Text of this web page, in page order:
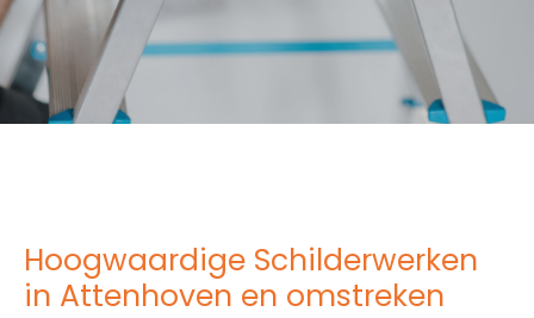
Hoogwaardige Schilderwerken
in Attenhoven en omstreken